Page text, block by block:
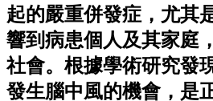
起的嚴重併發症，尤其
響到病患個人及其家庭
社會。根據學術研究發
發生腦中風的機會，是